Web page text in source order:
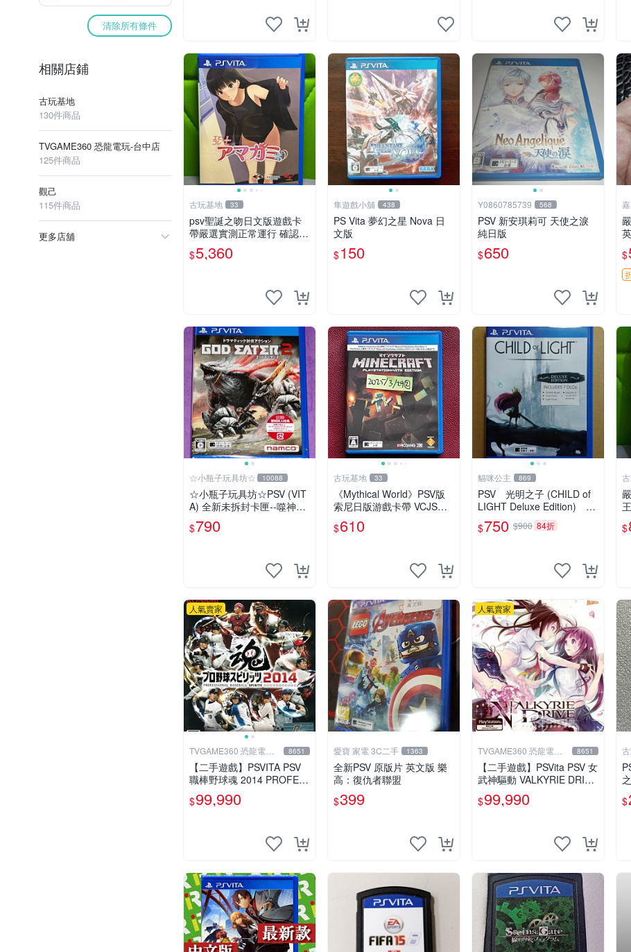
清除所有條件
相關店鋪
古玩基地
130件商品
TVGAME360 恐龍電玩-台中店
125件商品
觀己
115件商品
更多店舖
古玩基地 33
psv聖誕之吻日文版遊戲卡
帶嚴選實測正常運行 確認成
色拍下即發 聖誕之吻 日文 p
sv 游戲
$5,360
隼遊戲小舖 438
PS Vita 夢幻之星 Nova 日
文版
$150
Y0860785739 568
PSV 新安琪莉可 天使之淚
純日版
$650 $
☆小瓶子玩具坊☆ 10088
☆小瓶子玩具坊☆PSV (VIT
A) 全新未拆封卡匣--噬神戰
士2《噬神者2》(日版)
$790
古玩基地 33
《Mythical World》PSV版
索尼日版游戲卡帶 VCJS，
原裝進口帶全盒說明書，支
持主機運行。Mythical Worl
$610
貓咪公主 869
PSV 光明之子 (CHILD of
LIGHT Deluxe Edition) 繁
體中文版 二手品
$750 $900 84折 $
人氣賣家
TVGAME360 恐龍電玩- 8651
【二手遊戲】PSVITA PSV
職棒野球魂 2014 PROFES
SIONAL BASEBALL 2014
日文版
$99,990
愛寶 家電 3C二手 1363
全新PSV 原版片 英文版 樂
高：復仇者聯盟
$399
人氣賣家
TVGAME360 恐龍電玩- 8651
【二手遊戲】PSVita PSV 女
武神驅動 VALKYRIE DRIVE
日文版【台中恐龍電玩】
$99,990 $